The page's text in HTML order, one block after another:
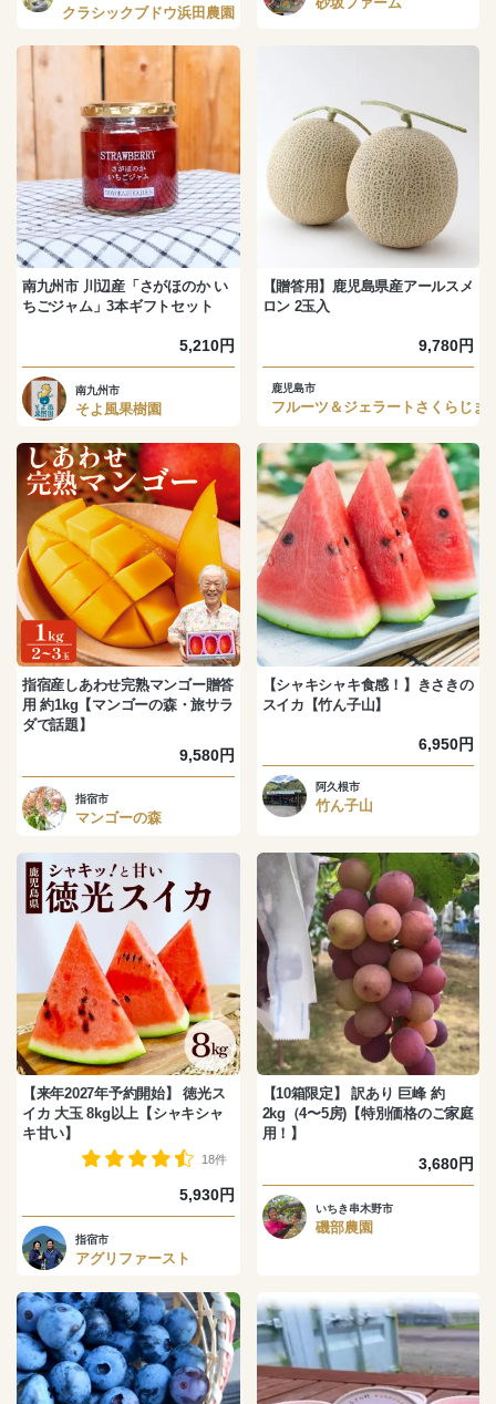
クラシックブドウ浜田農園
南九州市 川辺産「さがほのか い
ちごジャム」3本ギフトセット
5,210円
南九州市
そよ風果樹園
【贈答用】鹿児島県産アールスメ
ロン 2玉入
9,780円
鹿児島市
フルーツ＆ジェラートさくらじま
指宿産しあわせ完熟マンゴー贈答
用 約1kg【マンゴーの森・旅サラ
ダで話題】
9,580円
指宿市
マンゴーの森
【シャキシャキ食感！】きさきの
スイカ【竹ん子山】
6,950円
阿久根市
竹ん子山
【来年2027年予約開始】 徳光ス
イカ 大玉 8kg以上【シャキシャ
キ甘い】
18件
5,930円
指宿市
アグリファースト
【10箱限定】 訳あり 巨峰 約
2kg（4〜5房)【特別価格のご家庭
用！】
3,680円
いちき串木野市
磯部農園